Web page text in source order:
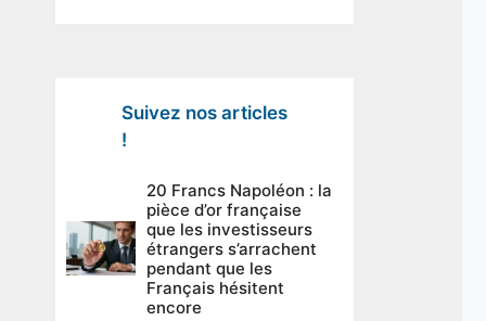
Suivez nos articles
!
20 Francs Napoléon : la
pièce d’or française
que les investisseurs
étrangers s’arrachent
pendant que les
Français hésitent
encore